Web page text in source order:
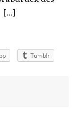
[…]
Tumblr